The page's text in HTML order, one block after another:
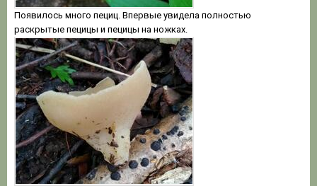
Появилось много пециц. Впервые увидела полностью
раскрытые пецицы и пецицы на ножках.